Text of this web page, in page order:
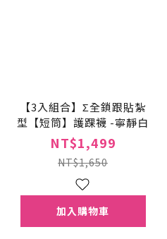
【3入組合】Σ全鎖跟貼紮
型【短筒】護踝襪 -寧靜白
NT$1,499
NT$1,650
加入購物車